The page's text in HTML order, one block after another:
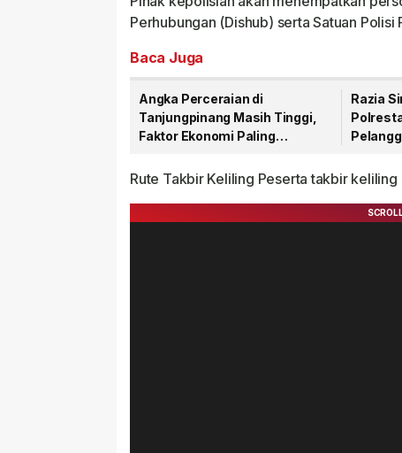
Perhubungan (Dishub) serta Satuan
Baca Juga
Angka Perceraian di
Tanjungpinang Masih Tinggi,
Faktor Ekonomi Paling
Razia
Rute Takbir Keliling Peserta takbir